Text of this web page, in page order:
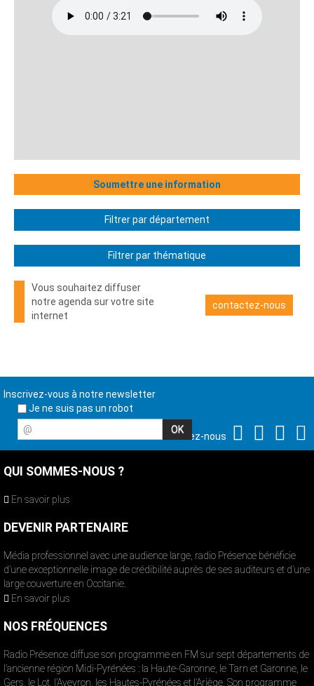
Soumettre une information
Filtrer par département
Filtrer par thématique
Vous souhaitez diffuser
notre agenda sur votre site
internet
contactez-nous
Inscrivez-vous à notre newsletter
Je ne suis pas un robot
@
Suivez-nous
QUI SOMMES-NOUS ?
En savoir plus
DEVENIR PARTENAIRE
Média professionnel avec une audience large, radio Présence bénéficie
d’une exceptionnelle image de crédibilité auprès de ses auditeurs et d’une
large couverture en Occitanie.
En savoir plus
NOS FRÉQUENCES
Radio Présence diffuse son programme en FM sur sept départements de
l’ancienne région Midi-Pyrénées : la Haute-Garonne, le Tarn et Garonne, le
Gers, le Lot, l’Aveyron, les Hautes-Pyrénées et l’Ariège. Son programme